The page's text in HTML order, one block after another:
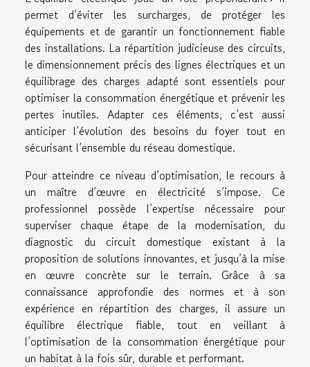
permet d’éviter les surcharges, de protéger les
équipements et de garantir un fonctionnement fiable
des installations. La répartition judicieuse des circuits,
le dimensionnement précis des lignes électriques et un
équilibrage des charges adapté sont essentiels pour
optimiser la consommation énergétique et prévenir les
pertes inutiles. Adapter ces éléments, c’est aussi
anticiper l’évolution des besoins du foyer tout en
sécurisant l’ensemble du réseau domestique.
Pour atteindre ce niveau d’optimisation, le recours à
un maître d’œuvre en électricité s’impose. Ce
professionnel possède l’expertise nécessaire pour
superviser chaque étape de la modernisation, du
diagnostic du circuit domestique existant à la
proposition de solutions innovantes, et jusqu’à la mise
en œuvre concrète sur le terrain. Grâce à sa
connaissance approfondie des normes et à son
expérience en répartition des charges, il assure un
équilibre électrique fiable, tout en veillant à
l’optimisation de la consommation énergétique pour
un habitat à la fois sûr, durable et performant.